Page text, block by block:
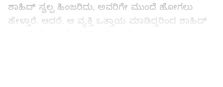
ಶಾಹಿದ್ ಸ್ವಲ್ಪ ಹಿಂಜರಿದು, ಅವರಿಗೇ ಮುಂದೆ ಹೋಗಲು
ಹೇಳ್ತಾರೆ. ಆದರೆ, ಆ ವ್ಯಕ್ತಿ ಒತ್ತಾಯ ಮಾಡಿದ್ದರಿಂದ ಶಾಹಿದ್